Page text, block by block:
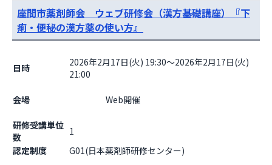
座間市薬剤師会 ウェブ研修会（漢方基礎講座）『下
痢・便秘の漢方薬の使い方』
日時
2026年2月17日(火) 19:30～2026年2月17日(火)
21:00
会場
研修受講単位
数
1
認定制度
G01(日本薬剤師研修センター)